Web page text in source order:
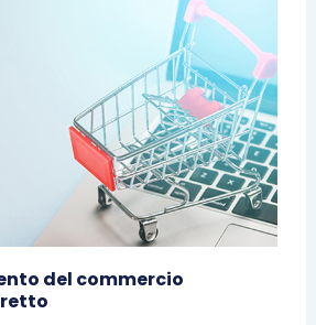
del commercio